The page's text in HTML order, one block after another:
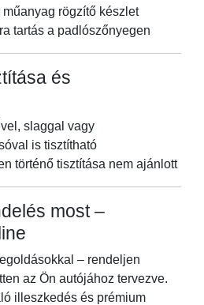
műanyag rögzítő készlet
tartás a padlószőnyegen
és
slaggal vagy
is tisztítható
történő tisztítása nem ajánlott
most –
– rendeljen
az Ön autójához tervezve.
illeszkedés és prémium